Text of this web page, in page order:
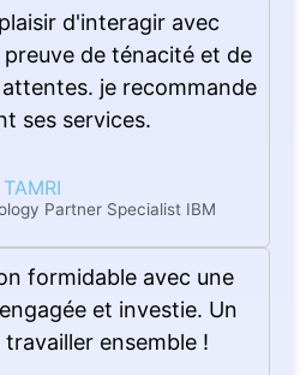
d'interagir avec
de ténacité et de
je recommande
ses services.
Partner Specialist IBM
formidable avec une
et investie. Un
ensemble !